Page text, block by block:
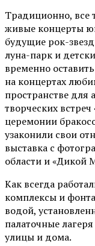
Традиционно, все
живые концерты
будущие рок-
луна-парк и
временно
на концертах
пространстве для
творческих
церемонии
узаконили свои
выставка с
области и «Дикой
Как всегда
комплексы и
водой,
палаточные
улицы и дома.